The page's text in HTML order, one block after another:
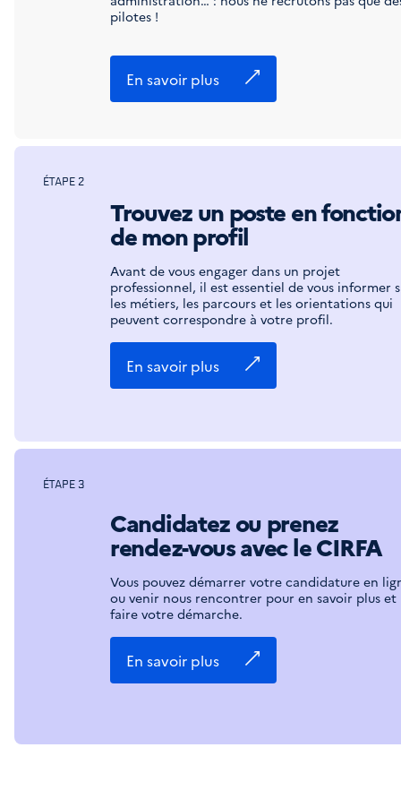
pilotes !
En savoir plus
ÉTAPE 2
Trouvez un poste en
de mon profil
Avant de vous engager dans un projet
professionnel, il est essentiel de vous informer
les métiers, les parcours et les orientations qui
peuvent correspondre à votre profil.
En savoir plus
ÉTAPE 3
Candidatez ou prenez
rendez-vous avec le CIRFA
Vous pouvez démarrer votre candidature en
ou venir nous rencontrer pour en savoir plus et
faire votre démarche.
En savoir plus